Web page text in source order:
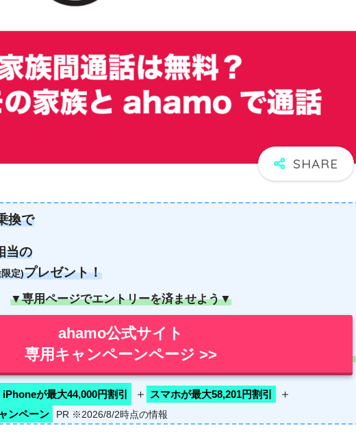
換で
当の
定)プレゼント！
▼専用ページでエントリーを済ませよう▼
ahamo公式サイト
専用キャンペーンページ >>
iPhoneが最大44,000円割引 ＋ スマホが最大58,201円割引 ＋
ンペーン PR ※2026/8/2時点の情報